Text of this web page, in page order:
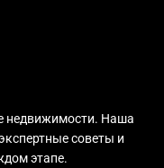
недвижимости. Наша
советы и
этапе.